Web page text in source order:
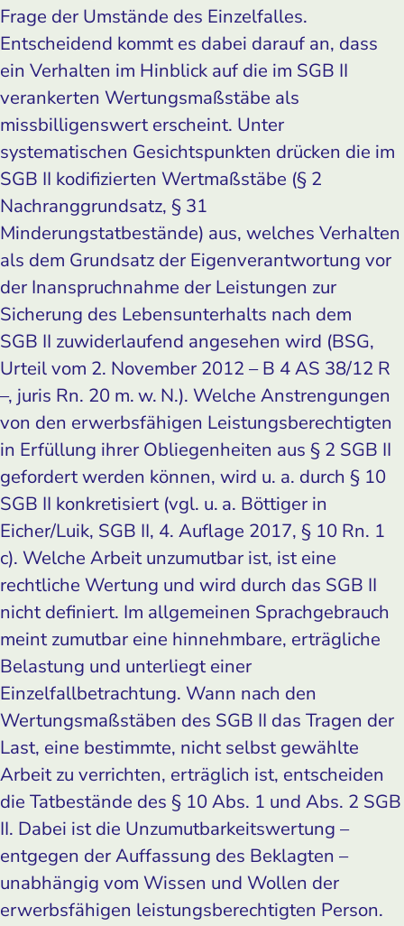
Frage der Umstände des Einzelfalles.
Entscheidend kommt es dabei darauf an, dass
ein Verhalten im Hinblick auf die im SGB II
verankerten Wertungsmaßstäbe als
missbilligenswert erscheint. Unter
systematischen Gesichtspunkten drücken die im
SGB II kodifizierten Wertmaßstäbe (§ 2
Nachranggrundsatz, § 31
Minderungstatbestände) aus, welches Verhalten
als dem Grundsatz der Eigenverantwortung vor
der Inanspruchnahme der Leistungen zur
Sicherung des Lebensunterhalts nach dem
SGB II zuwiderlaufend angesehen wird (BSG,
Urteil vom 2. November 2012 – B 4 AS 38/12 R
–, juris Rn. 20 m. w. N.). Welche Anstrengungen
von den erwerbsfähigen Leistungsberechtigten
in Erfüllung ihrer Obliegenheiten aus § 2 SGB II
gefordert werden können, wird u. a. durch § 10
SGB II konkretisiert (vgl. u. a. Böttiger in
Eicher/Luik, SGB II, 4. Auflage 2017, § 10 Rn. 1
c). Welche Arbeit unzumutbar ist, ist eine
rechtliche Wertung und wird durch das SGB II
nicht definiert. Im allgemeinen Sprachgebrauch
meint zumutbar eine hinnehmbare, erträgliche
Belastung und unterliegt einer
Einzelfallbetrachtung. Wann nach den
Wertungsmaßstäben des SGB II das Tragen der
Last, eine bestimmte, nicht selbst gewählte
Arbeit zu verrichten, erträglich ist, entscheiden
die Tatbestände des § 10 Abs. 1 und Abs. 2 SGB
II. Dabei ist die Unzumutbarkeitswertung –
entgegen der Auffassung des Beklagten –
unabhängig vom Wissen und Wollen der
erwerbsfähigen leistungsberechtigten Person.